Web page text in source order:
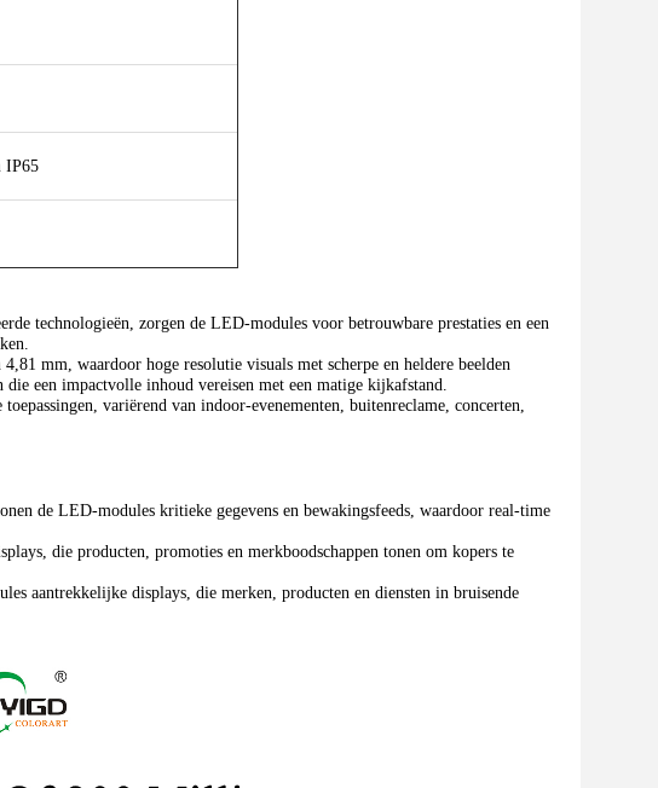
IP65
technologieën, zorgen de LED-modules voor betrouwbare prestaties en een
mm, waardoor hoge resolutie visuals met scherpe en heldere beelden
die een impactvolle inhoud vereisen met een matige kijkafstand.
variërend van indoor-evenementen, buitenreclame, concerten,
de LED-modules kritieke gegevens en bewakingsfeeds, waardoor real-time
die producten, promoties en merkboodschappen tonen om kopers te
aantrekkelijke displays, die merken, producten en diensten in bruisende